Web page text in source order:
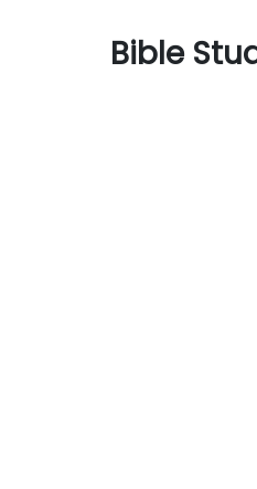
Bible